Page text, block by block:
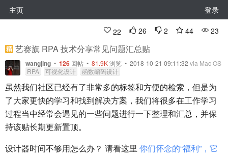
主页 登录
22 26 2 44 23
艺赛旗 RPA 技术分享常见问题汇总贴
wangjing • 126 回帖 • 81.9K浏览 • 2018-10-21 09:11:32 via Mac OS
RPA
可视化设计 函数编码设计
虽然我们社区已经有了非常多的标签和方便的检索，但是为
了大家更快的学习和找到解决方案，我们将很多在工作学习
过程当中经常会遇见的一些问题进行一下整理和汇总，并保
持该贴长期更新置顶。
设计器时间不够用怎么办？ 请看这里 你们怀念的“福利”，它